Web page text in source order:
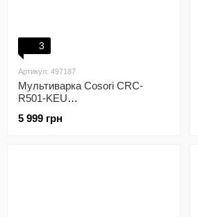
3
Артикул: 497187
Мультиварка Cosori CRC-
R501-KEU
5 999 грн